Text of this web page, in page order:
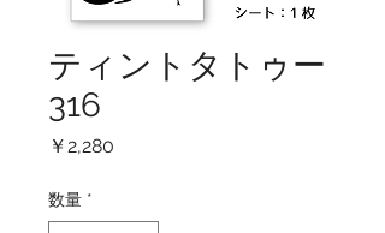
ティントタトゥー
316
￥2,280
数量 *